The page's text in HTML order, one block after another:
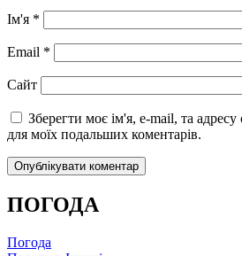
Ім'я *
Email *
Сайт
Зберегти моє ім'я, e-mail, та адресу
для моїх подальших коментарів.
ПОГОДА
Погода